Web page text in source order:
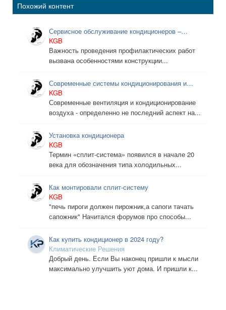
Похожий контент
Сервисное обслуживание кондиционеров –
необходимость?!
KGB
Важность проведения профилактических работ
вызвана особенностями конструкции...
Современные системы кондиционирования и
вентиляции: то, что вы еще не знали
KGB
Современные вентиляция и кондиционирование
воздуха - определенно не последний аспект на...
Установка кондиционера
KGB
Термин «сплит-система» появился в начале 20
века для обозначения типа холодильных...
Как монтировали сплит-систему
KGB
"печь пироги должен пирожник,а сапоги тачать
сапожник" Начитался форумов про способы...
Как купить кондиционер в 2024 году?
Климатические Решения
Добрый день. Если Вы наконец пришли к мысли
максимально улучшить уют дома. И пришли к...